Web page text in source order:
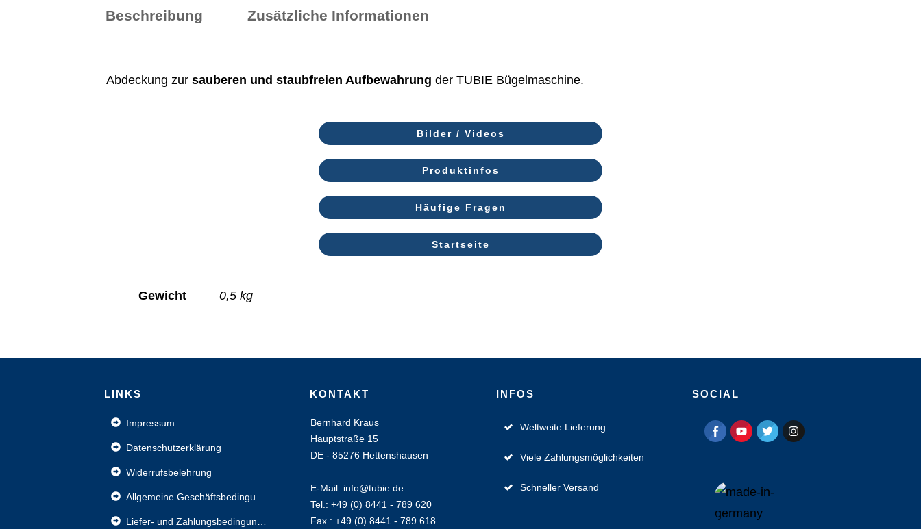
Menge
Beschreibung Zusätzliche Informationen
Abdeckung zur sauberen und staubfreien Aufbewahrung der TUBIE Bügelmaschine.
Bilder / Videos
Produktinfos
Häufige Fragen
Startseite
Gewicht 0,5 kg
LINKS
Impressum
Datenschutzerklärung
Widerrufsbelehrung
KONTAKT
Bernhard Kraus
Hauptstraße 15
DE - 85276 Hettenshausen
E-Mail: info@tubie.de
Tel.: +49 (0) 8441 - 789 620
Fax.: +49 (0) 8441 - 789 618
INFOS
Weltweite Lieferung
Viele Zahlungsmöglichkeiten
Schneller Versand
SOCIAL